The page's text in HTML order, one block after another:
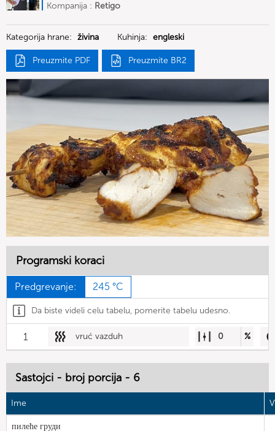
Kompanija : Retigo
Kategorija hrane: živina Kuhinja: engleski
Preuzmite PDF Preuzmite BR2
Programski koraci
Predgrevanje: 245 °C
Da biste videli celu tabelu, pomerite tabelu udesno.
1 vruć vazduh 0 %
Sastojci - broj porcija - 6
Ime
пилеће груди